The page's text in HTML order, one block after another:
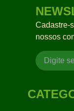
Cadastre-
nossos